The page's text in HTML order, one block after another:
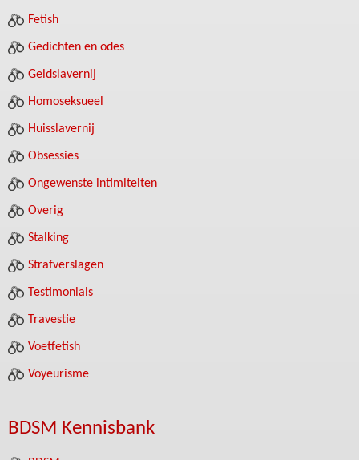
Fetish
Gedichten en odes
Geldslavernij
Homoseksueel
Huisslavernij
Obsessies
Ongewenste intimiteiten
Overig
Stalking
Strafverslagen
Testimonials
Travestie
Voetfetish
Voyeurisme
BDSM Kennisbank